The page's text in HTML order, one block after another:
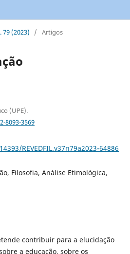
79 (2023) / Artigos
(UPE).
8093-3569
REVEDFIL.v37n79a2023-64886
Filosofia, Análise Etimológica,
contribuir para a elucidação
a educação, sobre os